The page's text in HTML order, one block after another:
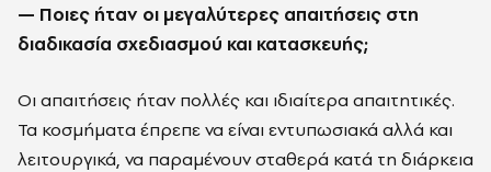
— Ποιες ήταν οι μεγαλύτερες απαιτήσεις στη
διαδικασία σχεδιασμού και κατασκευής;
Οι απαιτήσεις ήταν πολλές και ιδιαίτερα απαιτητικές.
Τα κοσμήματα έπρεπε να είναι εντυπωσιακά αλλά και
λειτουργικά, να παραμένουν σταθερά κατά τη διάρκεια